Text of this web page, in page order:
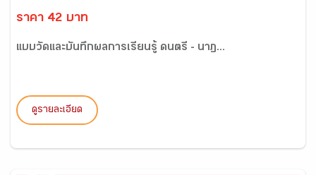
ราคา 42 บาท
แบบวัดและบันทึกผลการเรียนรู้ ดนตรี - นาฏ...
ดูรายละเอียด